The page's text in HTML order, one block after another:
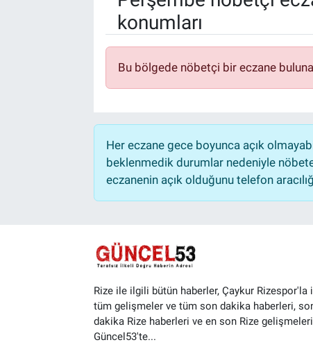
konumları
Bu bölgede nöbetçi bir eczane
Her eczane gece boyunca açık
beklenmedik durumlar nedeniyle
eczanenin açık olduğunu telefon
Rize ile ilgili bütün haberler, Çaykur Rizespor'la
tüm gelişmeler ve tüm son dakika haberleri,
dakika Rize haberleri ve en son Rize gelişmeleri
Güncel53'te...